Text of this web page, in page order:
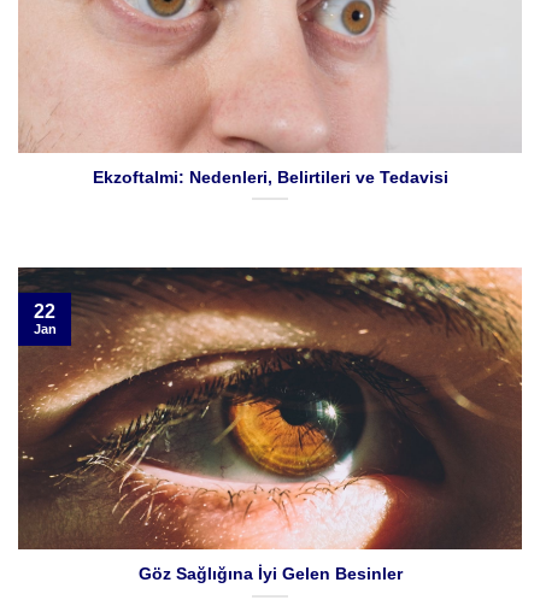
Ekzoftalmi: Nedenleri, Belirtileri ve Tedavisi
Göz Sağlığına İyi Gelen Besinler
22
Jan